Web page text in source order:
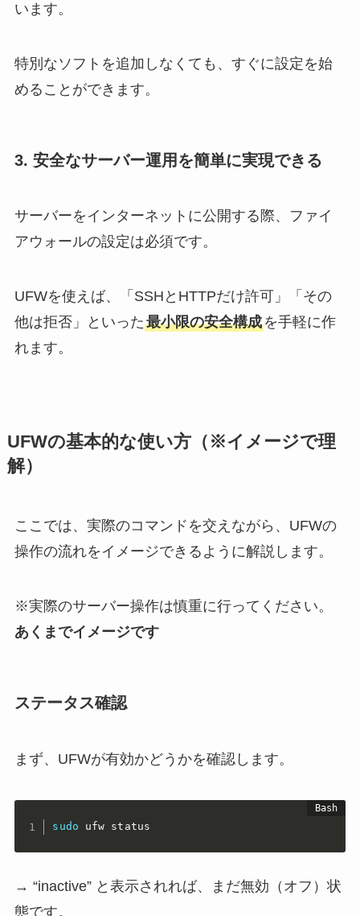
います。
特別なソフトを追加しなくても、すぐに設定を始
めることができます。
3. 安全なサーバー運用を簡単に実現できる
サーバーをインターネットに公開する際、ファイ
アウォールの設定は必須です。
UFWを使えば、「SSHとHTTPだけ許可」「その
他は拒否」といった最小限の安全構成を手軽に作
れます。
UFWの基本的な使い方（※イメージで理
解）
ここでは、実際のコマンドを交えながら、UFWの
操作の流れをイメージできるように解説します。
※実際のサーバー操作は慎重に行ってください。
あくまでイメージです
ステータス確認
まず、UFWが有効かどうかを確認します。
sudo ufw status
→ “inactive” と表示されれば、まだ無効（オフ）状
態です。